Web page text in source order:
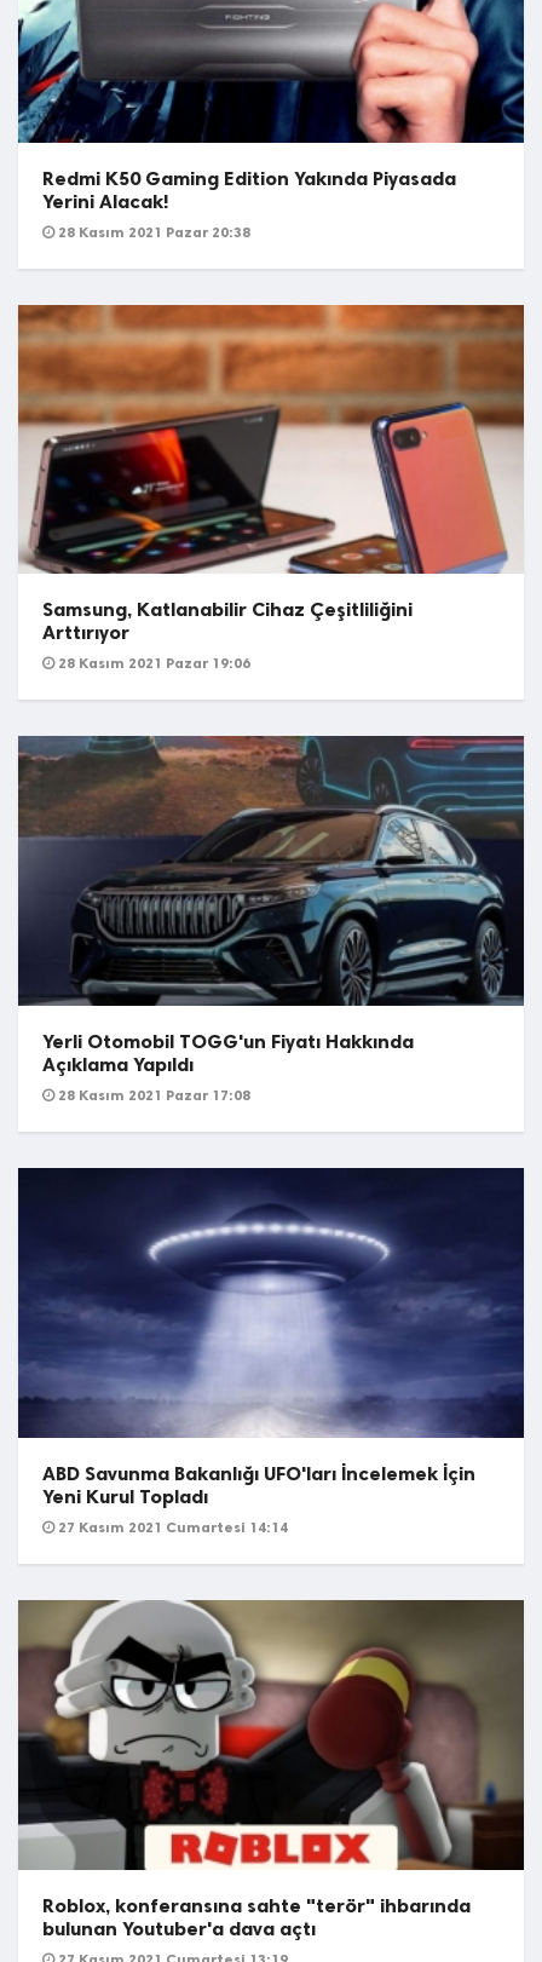
Redmi K50 Gaming Edition Yakında Piyasada
Yerini Alacak!
28 Kasım 2021 Pazar 20:38
Samsung, Katlanabilir Cihaz Çeşitliliğini
Arttırıyor
28 Kasım 2021 Pazar 19:06
Yerli Otomobil TOGG'un Fiyatı Hakkında
Açıklama Yapıldı
28 Kasım 2021 Pazar 17:08
ABD Savunma Bakanlığı UFO'ları İncelemek İçin
Yeni Kurul Topladı
27 Kasım 2021 Cumartesi 14:14
Roblox, konferansına sahte "terör" ihbarında
bulunan Youtuber'a dava açtı